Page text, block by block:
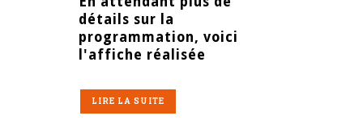
détails sur la
programmation, voici
l'affiche réalisée
LIRE LA SUITE